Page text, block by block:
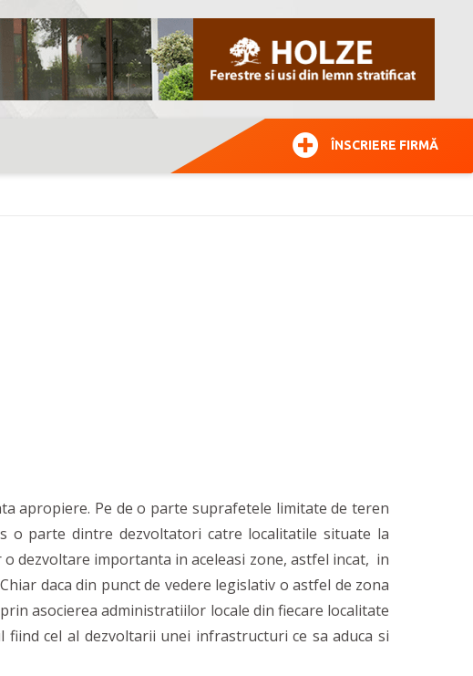
ÎNSCRIERE FIRMĂ
apropiere. Pe de o parte suprafetele limitate de teren
o parte dintre dezvoltatori catre localitatile situate la
dezvoltare importanta in aceleasi zone, astfel incat, in
daca din punct de vedere legislativ o astfel de zona
asocierea administratiilor locale din fiecare localitate
cel al dezvoltarii unei infrastructuri ce sa aduca si